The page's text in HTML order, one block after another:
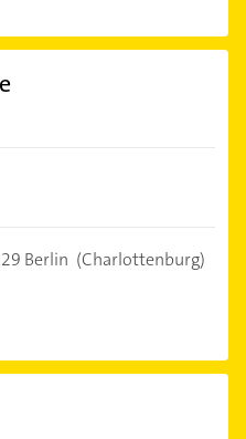
Berlin (Charlottenburg)